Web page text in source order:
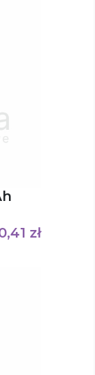
zł